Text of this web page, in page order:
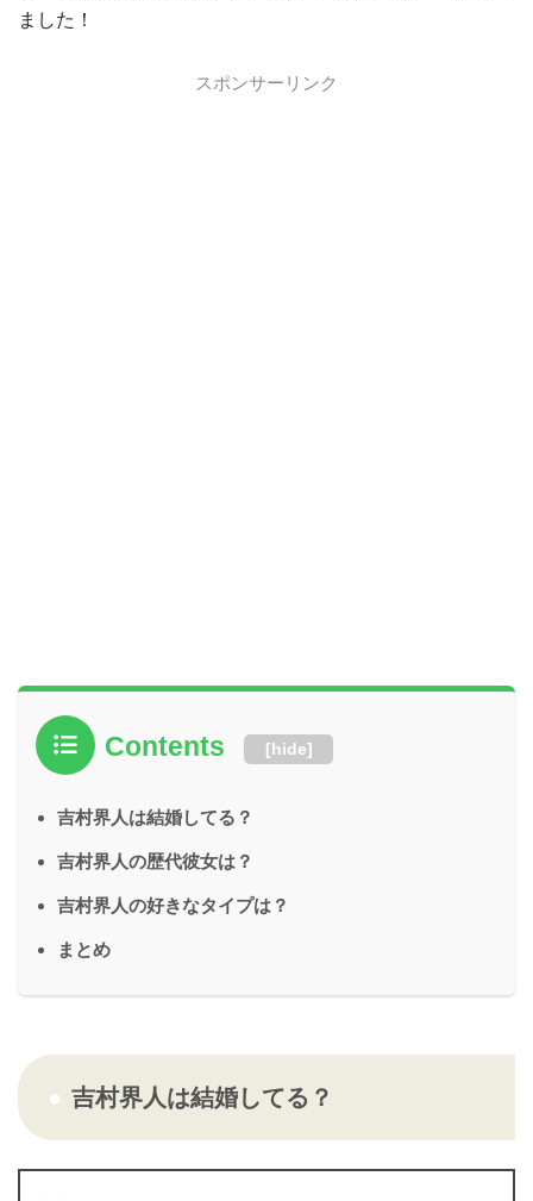
ました！
スポンサーリンク
Contents [hide]
吉村界人は結婚してる？
吉村界人の歴代彼女は？
吉村界人の好きなタイプは？
まとめ
吉村界人は結婚してる？